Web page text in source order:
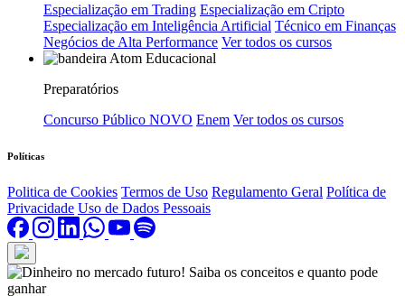
Especialização em Trading Especialização em Cripto
Especialização em Inteligência Artificial Técnico em Finanças
Negócios de Alta Performance Ver todos os cursos
Preparatórios
Concurso Público NOVO Enem Ver todos os cursos
Políticas
Politica de Cookies Termos de Uso Regulamento Geral Política de
Privacidade Uso de Dados Pessoais